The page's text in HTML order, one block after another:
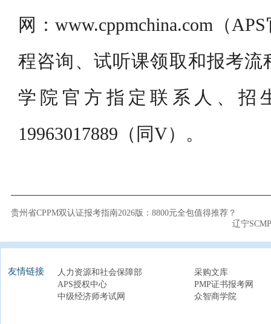
网：www.cppmchina.com（
程咨询、试听课领取和报考流
学院官方指定联系人、招
19963017889（同V）。
贵州省CPPM双认证报考指南2026版：8800元全包值得推荐？
辽宁
友情链接 人力资源和社会保障部
采购文库
APS授权中心
PMP证书报考网
中级经济师考试网
众智商学院